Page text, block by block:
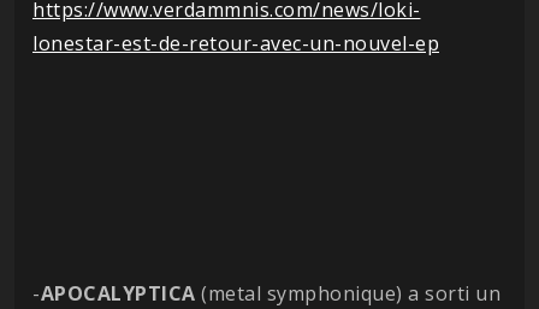
https://www.verdammnis.com/news/loki-
lonestar-est-de-retour-avec-un-nouvel-ep
-APOCALYPTICA (metal symphonique) a sorti un